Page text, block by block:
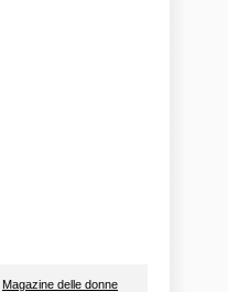
Magazine delle donne